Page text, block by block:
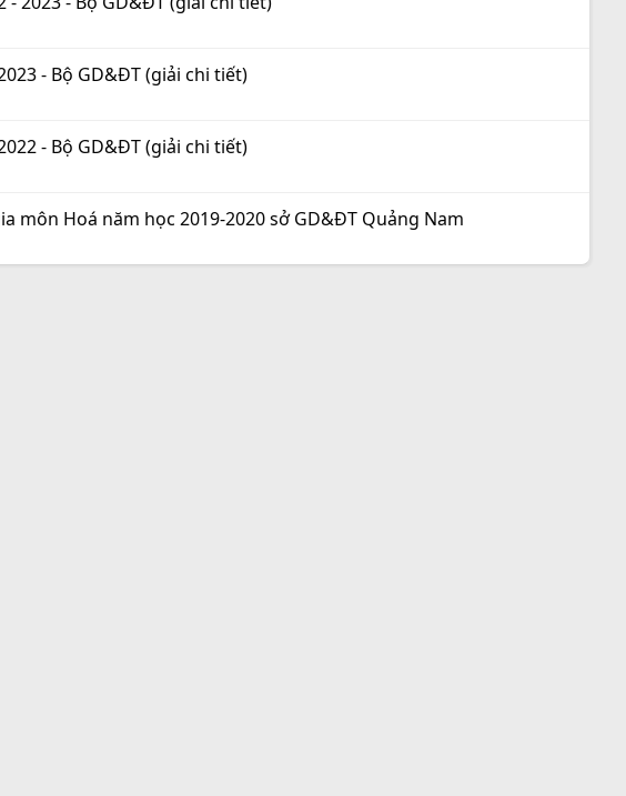
- Bộ GD&ĐT (giải chi tiết)
- Bộ GD&ĐT (giải chi tiết)
Hoá năm học 2019-2020 sở GD&ĐT Quảng Nam